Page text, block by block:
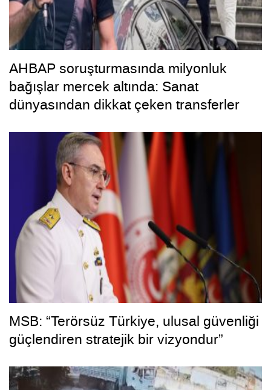
AHBAP soruşturmasında milyonluk
bağışlar mercek altında: Sanat
dünyasından dikkat çeken transferler
MSB: “Terörsüz Türkiye, ulusal güvenliği
güçlendiren stratejik bir vizyondur”